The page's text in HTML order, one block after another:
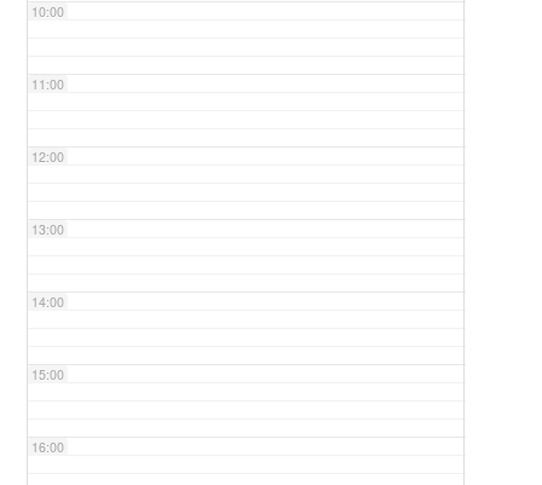
10:00
11:00
12:00
13:00
14:00
15:00
16:00